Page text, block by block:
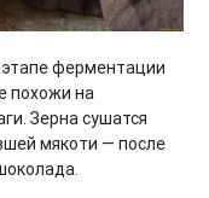
этапе ферментации
похожи на
Зерна сушатся
мякоти — после